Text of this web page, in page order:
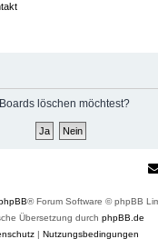
löschen möchtest?
® Forum Software © phpBB
Übersetzung durch phpBB.de
| Nutzungsbedingungen